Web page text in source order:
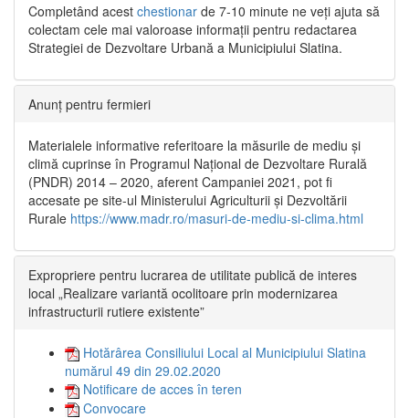
Completând acest chestionar de 7-10 minute ne veți ajuta să
colectam cele mai valoroase informații pentru redactarea
Strategiei de Dezvoltare Urbană a Municipiului Slatina.
Anunț pentru fermieri
Materialele informative referitoare la măsurile de mediu și
climă cuprinse în Programul Național de Dezvoltare Rurală
(PNDR) 2014 – 2020, aferent Campaniei 2021, pot fi
accesate pe site-ul Ministerului Agriculturii și Dezvoltării
Rurale https://www.madr.ro/masuri-de-mediu-si-clima.html
Expropriere pentru lucrarea de utilitate publică de interes
local „Realizare variantă ocolitoare prin modernizarea
infrastructurii rutiere existente”
Hotărârea Consiliului Local al Municipiului Slatina
numărul 49 din 29.02.2020
Notificare de acces în teren
Convocare